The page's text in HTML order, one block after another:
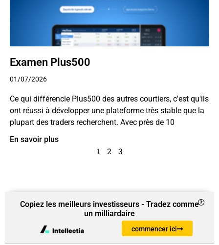
Examen Plus500
01/07/2026
Ce qui différencie Plus500 des autres courtiers, c'est qu'ils
ont réussi à développer une plateforme très stable que la
plupart des traders recherchent. Avec près de 10
En savoir plus
1 2 3
Copiez les meilleurs investisseurs - Tradez comme
un milliardaire
commencer ici